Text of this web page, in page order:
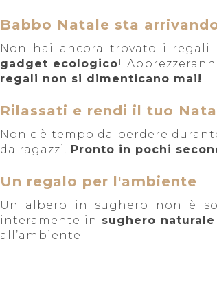
Babbo Natale sta
Non hai ancora trovato i
gadget ecologico!
regali non si dimenticano mai!
Rilassati e rendi il tuo
Non c'è tempo da perdere
da ragazzi. Pronto in pochi
Un regalo per l'ambiente
Un albero in sughero non è
interamente in sughero naturale
all’ambiente.